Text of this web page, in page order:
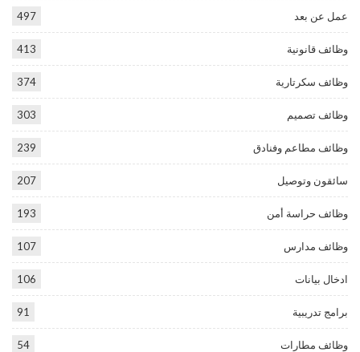
عمل عن بعد 497
وظائف قانونية 413
وظائف سكرتارية 374
وظائف تصميم 303
وظائف مطاعم وفنادق 239
سائقون وتوصيل 207
وظائف حراسة أمن 193
وظائف مدارس 107
ادخال بيانات 106
برامج تدريبية 91
وظائف مطارات 54